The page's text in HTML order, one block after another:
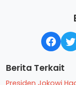
Berita Terkait
Presiden Jokowi